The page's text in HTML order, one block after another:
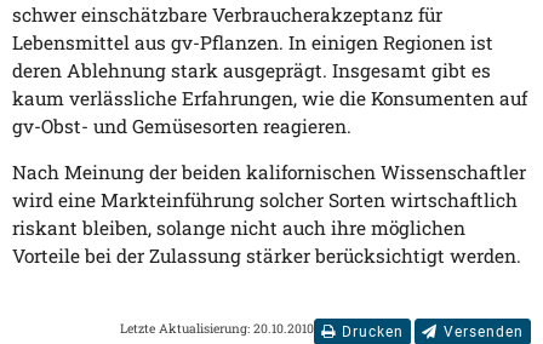
schwer einschätzbare Verbraucherakzeptanz für
Lebensmittel aus gv-Pflanzen. In einigen Regionen ist
deren Ablehnung stark ausgeprägt. Insgesamt gibt es
kaum verlässliche Erfahrungen, wie die Konsumenten auf
gv-Obst- und Gemüsesorten reagieren.
Nach Meinung der beiden kalifornischen Wissenschaftler
wird eine Markteinführung solcher Sorten wirtschaftlich
riskant bleiben, solange nicht auch ihre möglichen
Vorteile bei der Zulassung stärker berücksichtigt werden.
Drucken Versenden
Letzte Aktualisierung: 20.10.2010